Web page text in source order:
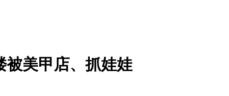
被美甲店、抓娃娃